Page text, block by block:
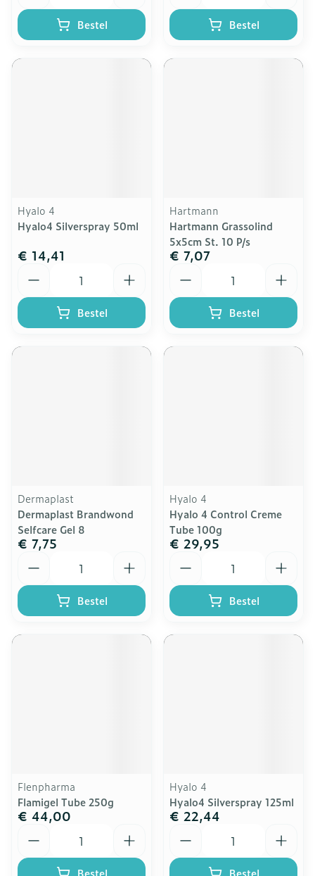
Bestel Bestel
Hyalo 4
Hyalo4 Silverspray 50ml
€ 14,41
Bestel
Hartmann
Hartmann Grassolind
5x5cm St. 10 P/s
€ 7,07
Bestel
Dermaplast
Dermaplast Brandwond
Selfcare Gel 8
€ 7,75
Bestel
Hyalo 4
Hyalo 4 Control Creme
Tube 100g
€ 29,95
Bestel
Flenpharma
Flamigel Tube 250g
€ 44,00
Bestel
Hyalo 4
Hyalo4 Silverspray 125ml
€ 22,44
Bestel